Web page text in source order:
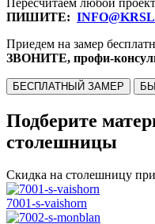
ПИШИТЕ:
Приедем на замер
ЗВОНИТЕ, профи-
БЕСПЛАТНЫЙ ЗАМЕР
Подберите
столешницы
Скидка на столешницу
7001-s-vaishorn